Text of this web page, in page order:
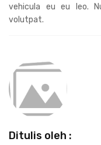
vehicula eu eu leo.
volutpat.
Ditulis oleh :